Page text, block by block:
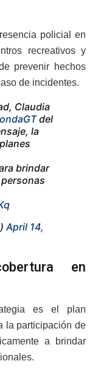
policial en
recreativos y
prevenir hechos
de incidentes.
Claudia
del
la
brindar
April 14,
en
es el plan
la participación de
a brindar